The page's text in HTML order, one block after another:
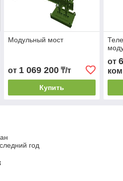
Модульный мост
от 1 069 200₸/т
Купить
от
год